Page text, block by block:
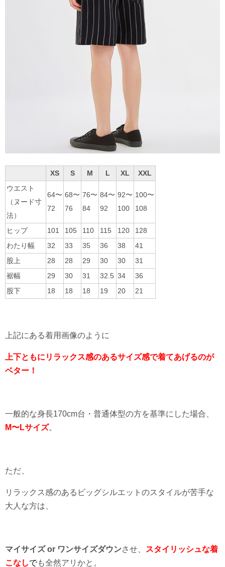
XS S M L XL
XXL
ウエスト
（ヌード寸
法）
64〜
72
68〜
76
76〜
84
84〜
92
92〜
100
100〜
108
ヒップ 101 105 110 115 120
128
わたり幅
32 33 35 36 38
41
股上
28 28 29 30 30
31
裾幅
29 30 31 32.5 34
36
股下
18 18 18 19 20 21
上記にある着用画像のように
上下ともにリラックス感のあるサイズ感で着てあげるのが
ベター！
一般的な身長170cm台・普通体型の方を基準にした場合、
M〜Lサイズ。
ただ、
リラックス感のあるビッグシルエットのスタイルが苦手な
大人な方は、
マイサイズ or ワンサイズダウンさせ、 スタイリッシュな着
こなしでも全然アリかと。